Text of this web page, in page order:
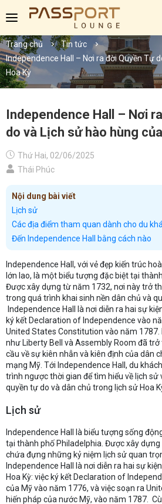
Trang chủ
Tin tức
Independence Hall – Nơi ra đời Quyền Tự
Hoa Kỳ
Independence Hall – Nơi
do và Lịch sử hào hùng
Thứ Hai, 02/06/2025
Thái Phúc
Nội dung bài viết
Lịch sử
Các địa điểm tham quan dành cho du
Đến Independence Hall bằng cách nào
Independence Hall, với vẻ đẹp kiến trúc
lớn lao, là một biểu tượng đặc biệt tại
Được xây dựng từ năm 1732, nơi này trở
trong quá trình khai sinh nền dân chủ và
Independence Hall là nơi diễn ra hai sự
ký kết Declaration of Independence vào
United States Constitution vào năm
như Liberty Bell và Assembly Room đã
cầu về sự kiên nhẫn và kiên định của dân
mạng Mỹ. Tới Independence Hall, du
trình ngược thời gian để tìm hiểu về lịch sử
quyền tự do và dân chủ trong lịch sử Hoa
Lịch sử
Independence Hall là biểu tượng sống
tại thành phố Philadelphia. Được xây
chứa đựng những kỷ niệm lịch sử quan
Independence Hall là nơi diễn ra hai sự
Hoa Kỳ: việc ký kết Declaration of
của Mỹ vào năm 1776, và việc soạn ra
hiến pháp của nước Mỹ, vào năm 1787.